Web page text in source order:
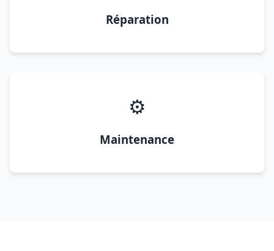
Réparation
⚙️
Maintenance